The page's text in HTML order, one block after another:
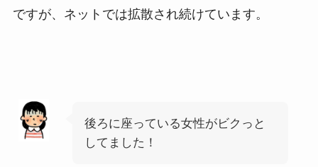
ですが、ネットでは拡散され続けています。
後ろに座っている女性がビクっと
してました！